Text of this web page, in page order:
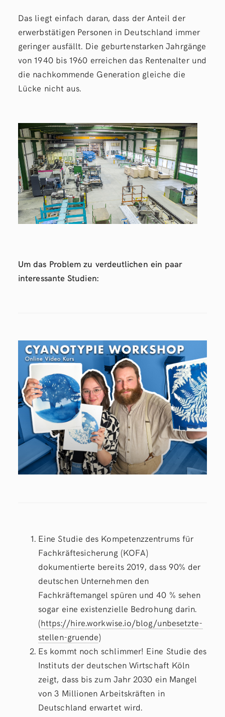
Das liegt einfach daran, dass der Anteil der
erwerbstätigen Personen in Deutschland immer
geringer ausfällt. Die geburtenstarken Jahrgänge
von 1940 bis 1960 erreichen das Rentenalter und
die nachkommende Generation gleiche die
Lücke nicht aus.
Um das Problem zu verdeutlichen ein paar
interessante Studien:
Eine Studie des Kompetenzzentrums für
Fachkräftesicherung (KOFA)
dokumentierte bereits 2019, dass 90% der
deutschen Unternehmen den
Fachkräftemangel spüren und 40 % sehen
sogar eine existenzielle Bedrohung darin.
(https://hire.workwise.io/blog/unbesetzte-
stellen-gruende)
Es kommt noch schlimmer! Eine Studie des
Instituts der deutschen Wirtschaft Köln
zeigt, dass bis zum Jahr 2030 ein Mangel
von 3 Millionen Arbeitskräften in
Deutschland erwartet wird.